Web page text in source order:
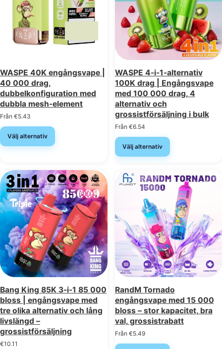
WASPE 40K engångsvape |
40 000 drag,
dubbelkonfiguration med
dubbla mesh-element
Från €5.43
Välj alternativ
WASPE 4-i-1-alternativ
100K drag | Engångsvape
med 100 000 drag, 4
alternativ och
grossistförsäljning i bulk
Från €6.54
Välj alternativ
Bang King 85K 3-i-1 85 000
bloss | engångsvape med
tre olika alternativ och lång
livslängd –
grossistförsäljning
€10.11
RandM Tornado
engångsvape med 15 000
bloss – stor kapacitet, bra
val, grossistrabatt
Från €5.49